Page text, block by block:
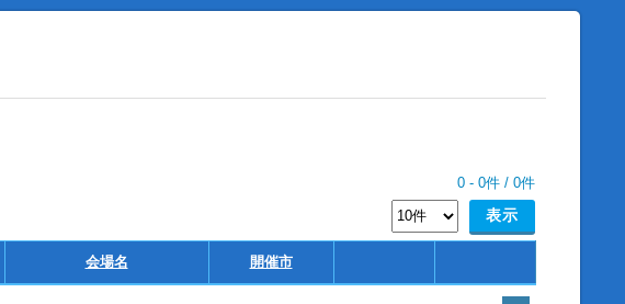
0- 0件 / 0件
会場名 開催市